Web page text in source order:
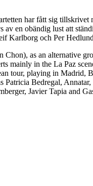
har fått sig tillskrivet
en obändig lust att
Karlborg och Per Hedlund
as an alternative
mainly in the La Paz
tour, playing in Madrid,
Bedregal,
Javier Tapia and